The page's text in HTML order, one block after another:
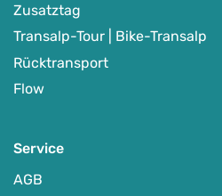
Zusatztag
Transalp-Tour | Bike-Transalp
Rücktransport
Flow
Service
AGB